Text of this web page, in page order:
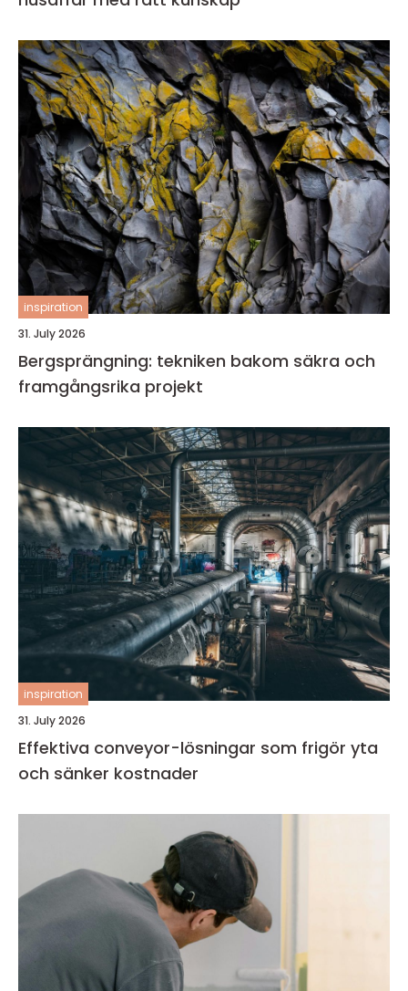
inspiration
31. July 2026
Bergsprängning: tekniken bakom säkra och
framgångsrika projekt
inspiration
31. July 2026
Effektiva conveyor-lösningar som frigör yta
och sänker kostnader